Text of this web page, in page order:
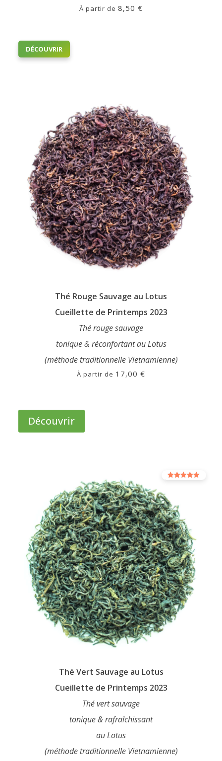
À partir de 8,50 €
DÉCOUVRIR
options
peuvent
être
choisies
sur
la
page
du
produit
Thé Rouge Sauvage au Lotus
Cueillette de Printemps 2023
Thé rouge sauvage
tonique & réconfortant au Lotus
(méthode traditionnelle Vietnamienne)
À partir de 17,00 €
Découvrir
peuvent
être
choisies
sur
la
page
du
produit
Thé Vert Sauvage au Lotus
Cueillette de Printemps 2023
Thé vert sauvage
tonique & rafraîchissant
au Lotus
(méthode traditionnelle Vietnamienne)
Note
sur 5